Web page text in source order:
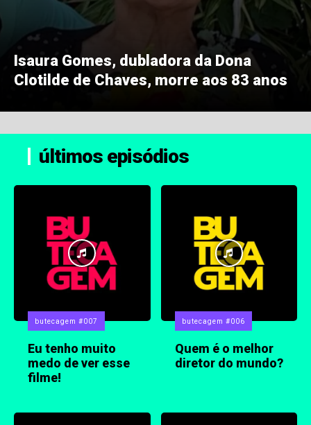
Isaura Gomes, dubladora da Dona
Clotilde de Chaves, morre aos 83 anos
últimos episódios
butecagem #007
Eu tenho muito
medo de ver esse
filme!
butecagem #006
Quem é o melhor
diretor do mundo?